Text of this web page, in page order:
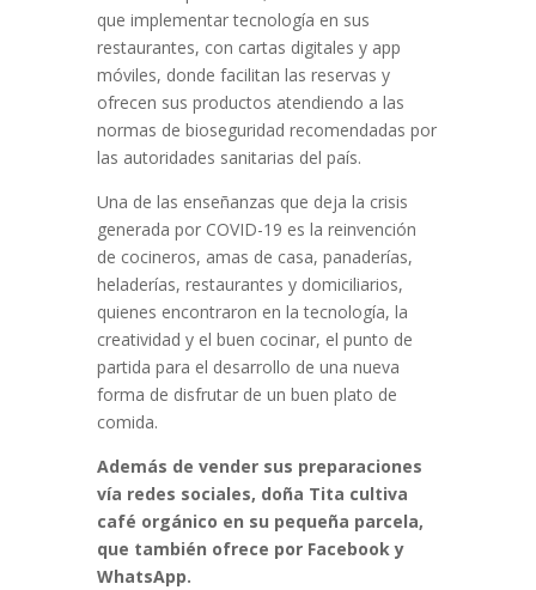
que implementar tecnología en sus
restaurantes, con cartas digitales y app
móviles, donde facilitan las reservas y
ofrecen sus productos atendiendo a las
normas de bioseguridad recomendadas por
las autoridades sanitarias del país.
Una de las enseñanzas que deja la crisis
generada por COVID-19 es la reinvención
de cocineros, amas de casa, panaderías,
heladerías, restaurantes y domiciliarios,
quienes encontraron en la tecnología, la
creatividad y el buen cocinar, el punto de
partida para el desarrollo de una nueva
forma de disfrutar de un buen plato de
comida.
Además de vender sus preparaciones
vía redes sociales, doña Tita cultiva
café orgánico en su pequeña parcela,
que también ofrece por Facebook y
WhatsApp.